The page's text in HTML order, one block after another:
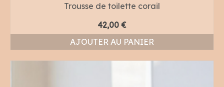
Trousse de toilette corail
42,00 €
AJOUTER AU PANIER